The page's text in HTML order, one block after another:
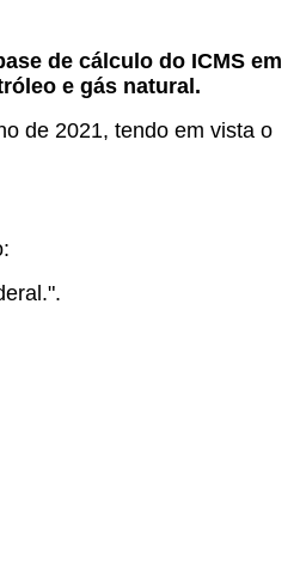
de cálculo do ICMS em
e gás natural.
de 2021, tendo em vista o